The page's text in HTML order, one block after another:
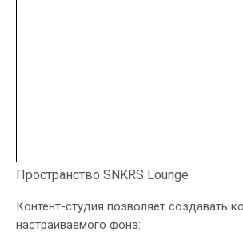
Пространство SNKRS Lounge
Контент-студия позволяет создавать
настраиваемого фона: